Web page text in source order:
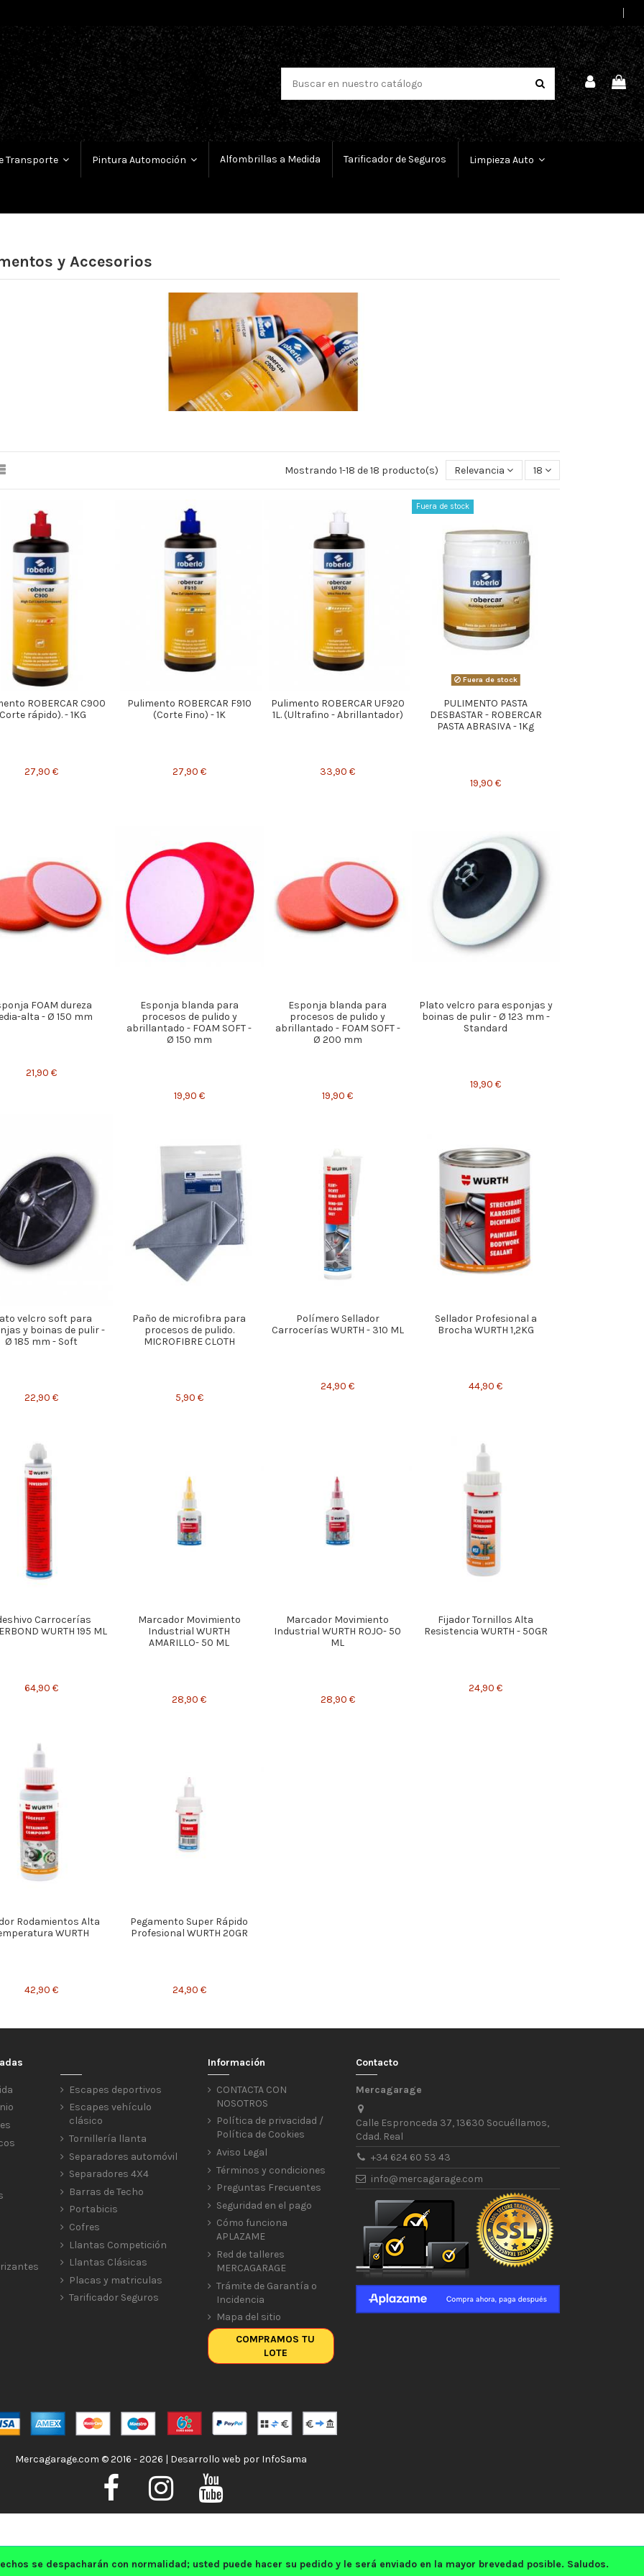
se despacharán con normalidad; usted puede hacer su pedido y le será enviado en la mayor brevedad posible. Saludos.
Transporte Pintura Automoción Alfombrillas a Medida Tarificador de Seguros Limpieza Auto
y Accesorios
Mostrando 1-18 de 18 producto(s) Relevancia 18
ROBERCAR C900
rápido). - 1KG
27,90 €
Pulimento ROBERCAR F910
(Corte Fino) - 1K
27,90 €
Pulimento ROBERCAR UF920
1L. (Ultrafino - Abrillantador)
33,90 €
Fuera de stock
Fuera de stock
PULIMENTO PASTA
DESBASTAR - ROBERCAR
PASTA ABRASIVA - 1Kg
19,90 €
FOAM dureza
alta - Ø 150 mm
21,90 €
Esponja blanda para
procesos de pulido y
abrillantado - FOAM SOFT -
Ø 150 mm
19,90 €
Esponja blanda para
procesos de pulido y
abrillantado - FOAM SOFT -
Ø 200 mm
19,90 €
Plato velcro para esponjas y
boinas de pulir - Ø 123 mm -
Standard
19,90 €
velcro soft para
y boinas de pulir -
Ø 185 mm - Soft
22,90 €
Paño de microfibra para
procesos de pulido.
MICROFIBRE CLOTH
5,90 €
Polímero Sellador
Carrocerías WURTH - 310 ML
24,90 €
Sellador Profesional a
Brocha WURTH 1,2KG
44,90 €
Carrocerías
WURTH 195 ML
64,90 €
Marcador Movimiento
Industrial WURTH
AMARILLO- 50 ML
28,90 €
Marcador Movimiento
Industrial WURTH ROJO- 50
ML
28,90 €
Fijador Tornillos Alta
Resistencia WURTH - 50GR
24,90 €
Rodamientos Alta
WURTH
42,90 €
Pegamento Super Rápido
Profesional WURTH 20GR
24,90 €
Escapes deportivos
Escapes vehículo
clásico
Tornillería llanta
Separadores automóvil
Separadores 4X4
Barras de Techo
Portabicis
Cofres
Llantas Competición
Llantas Clásicas
Placas y matriculas
Tarificador Seguros
Información
CONTACTA CON
NOSOTROS
Política de privacidad /
Política de Cookies
Aviso Legal
Términos y condiciones
Preguntas Frecuentes
Seguridad en el pago
Cómo funciona
APLAZAME
Red de talleres
MERCAGARAGE
Trámite de Garantía o
Incidencia
Mapa del sitio
COMPRAMOS TU
LOTE
Contacto
Mercagarage
Calle Espronceda 37, 13630 Socuéllamos,
Cdad. Real
+34 624 60 53 43
info@mercagarage.com
Mercagarage.com © 2016 - 2026 | Desarrollo web por InfoSama